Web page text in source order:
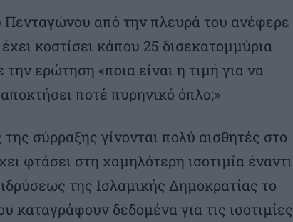
Πενταγώνου από την πλευρά του ανέφερε
κοστίσει κάπου 25 δισεκατομμύρια
ερώτηση «ποια είναι η τιμή για να
ποτέ πυρηνικό όπλο;»
σύρραξης γίνονται πολύ αισθητές στο
φτάσει στη χαμηλότερη ισοτιμία έναντι
της Ισλαμικής Δημοκρατίας το
καταγράφουν δεδομένα για τις ισοτιμίες